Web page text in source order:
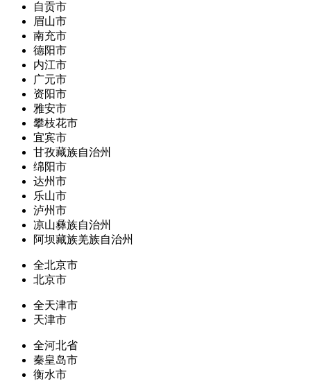
自贡市
眉山市
南充市
德阳市
内江市
广元市
资阳市
雅安市
攀枝花市
宜宾市
甘孜藏族自治州
绵阳市
达州市
乐山市
泸州市
凉山彝族自治州
阿坝藏族羌族自治州
全北京市
北京市
全天津市
天津市
全河北省
秦皇岛市
衡水市